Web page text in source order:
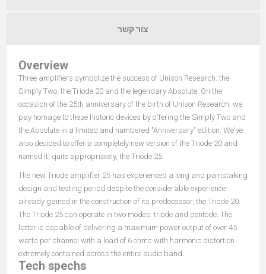
צור קשר
Overview
Three amplifiers symbolize the success of Unison Research: the
Simply Two, the Triode 20 and the legendary Absolute. On the
occasion of the 25th anniversary of the birth of Unison Research, we
pay homage to these historic devices by offering the Simply Two and
the Absolute in a limited and numbered "Anniversary" edition. We've
also decided to offer a completely new version of the Triode 20 and
named it, quite appropriately, the Triode 25.
The new Triode amplifier 25 has experienced a long and painstaking
design and testing period despite the considerable experience
already gained in the construction of its predecessor, the Triode 20.
The Triode 25 can operate in two modes: triode and pentode. The
latter is capable of delivering a maximum power output of over 45
watts per channel with a load of 6 ohms with harmonic distortion
extremely contained across the entire audio band.
Tech spechs